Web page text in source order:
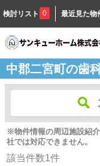
検討リスト 0 最近見た物
中郡二宮町の歯
※物件情報の周辺施設紹
社では対応できません。
該当件数1件